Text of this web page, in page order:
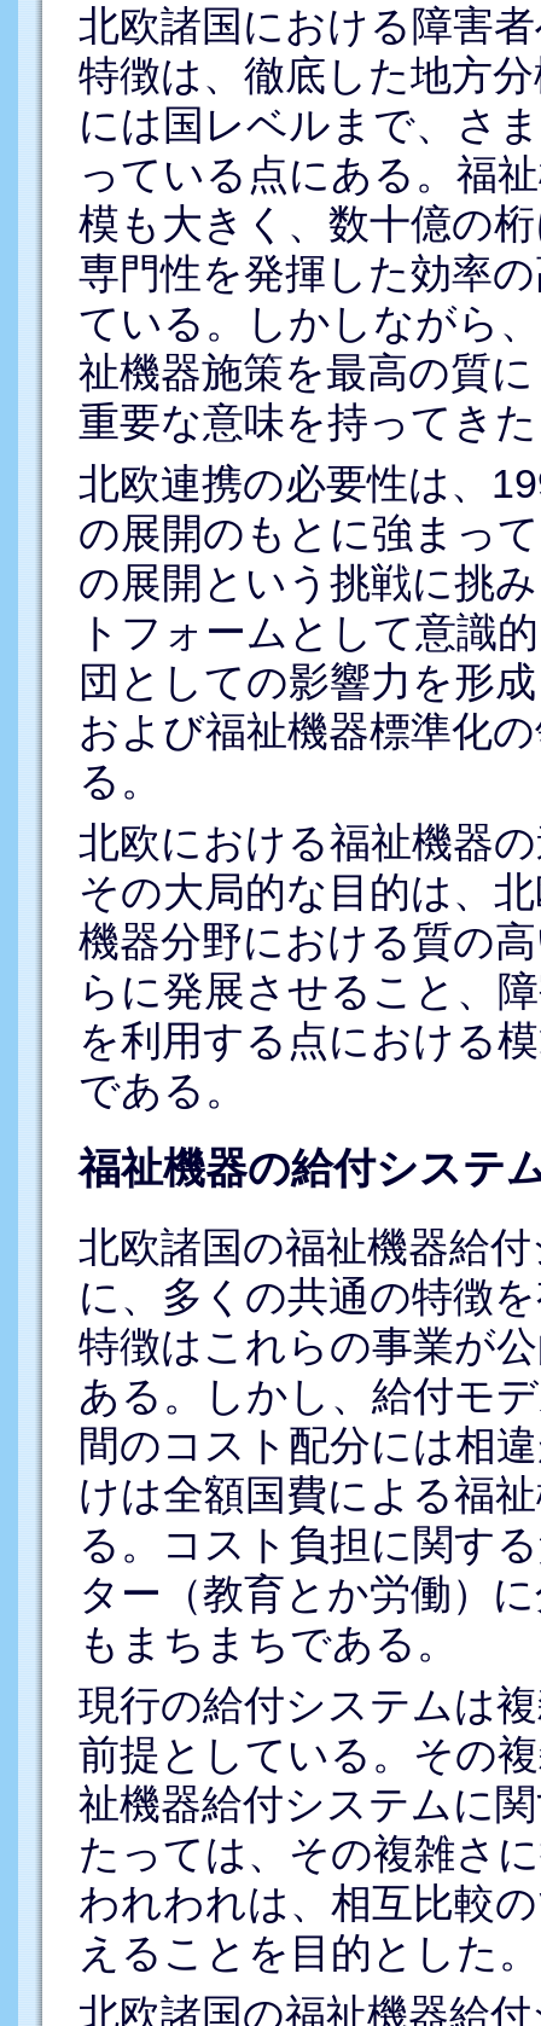
北欧諸国における障害
特徴は、徹底した地方
には国レベルまで、さ
っている点にある。福
模も大きく、数十億の
専門性を発揮した効率
ている。しかしながら
祉機器施策を最高の質
重要な意味を持ってき
北欧連携の必要性は、
の展開のもとに強まっ
の展開という挑戦に挑
トフォームとして意識
団としての影響力を形
および福祉機器標準化
る。
北欧における福祉機器
その大局的な目的は、
機器分野における質の
らに発展させること、
を利用する点における
である。
福祉機器の給付システ
北欧諸国の福祉機器給
に、多くの共通の特徴
特徴はこれらの事業が
ある。しかし、給付モ
間のコスト配分には相
けは全額国費による福
る。コスト負担に関す
ター（教育とか労働）
もまちまちである。
現行の給付システムは
前提としている。その
祉機器給付システムに
たっては、その複雑さ
われわれは、相互比較
えることを目的とした。
北欧諸国の福祉機器給